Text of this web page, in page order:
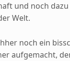
und noch
Welt.
noch ein
aufgemacht,